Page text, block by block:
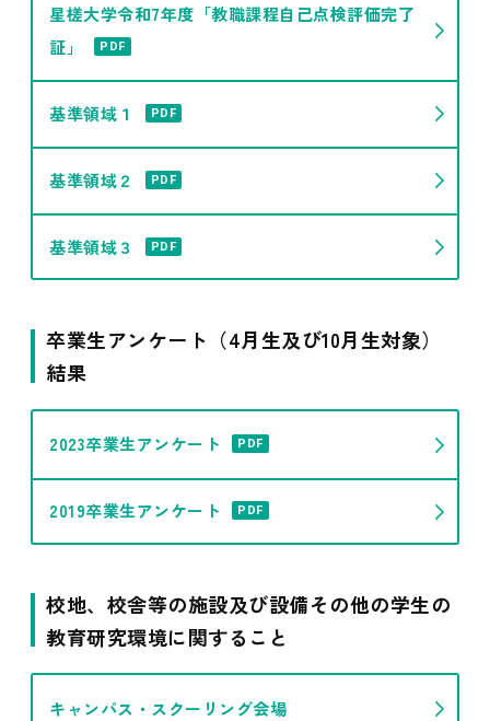
星槎大学令和7年度「教職課程自己点検評価完了
証」
PDF
基準領域１ PDF
基準領域２ PDF
基準領域３ PDF
卒業生アンケート（4月生及び10月生対象）
結果
2023卒業生アンケート PDF
2019卒業生アンケート PDF
校地、校舎等の施設及び設備その他の学生の
教育研究環境に関すること
キャンパス・スクーリング会場